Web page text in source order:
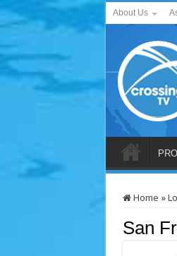
About Us
Home »
San